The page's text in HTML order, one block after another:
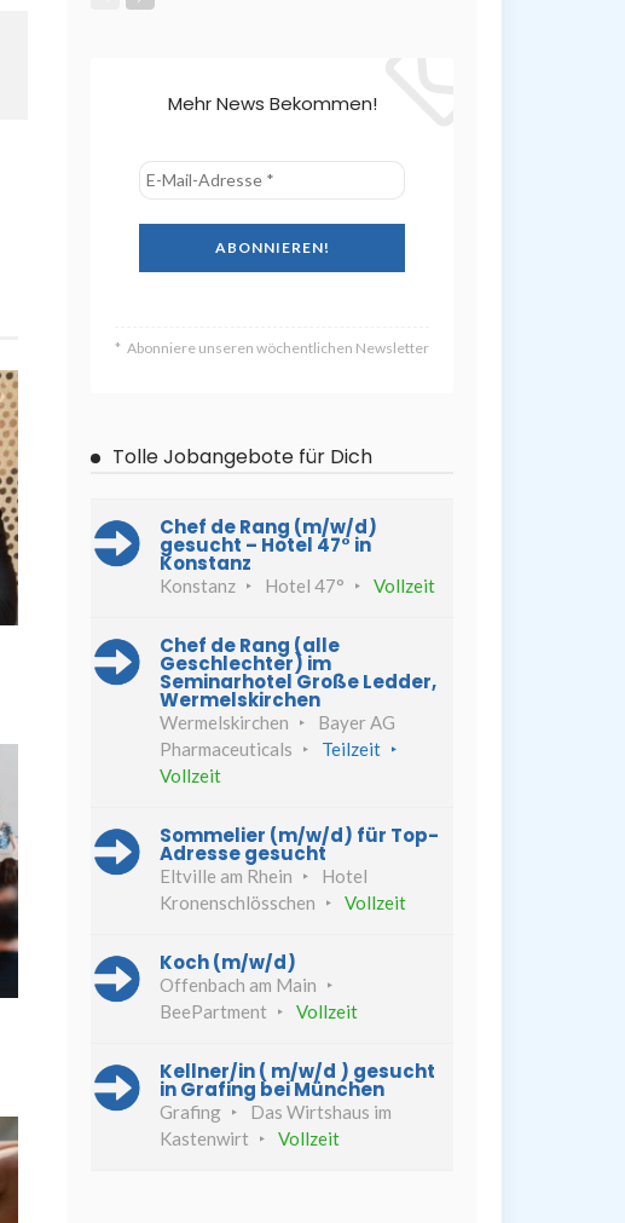
Mehr News Bekommen!
Abonniere unseren wöchentlichen Newsletter
Tolle Jobangebote für Dich
Chef de Rang (m/w/d)
gesucht – Hotel 47° in
Konstanz
Konstanz Hotel 47° Vollzeit
Chef de Rang (alle
Geschlechter) im
Seminarhotel Große Ledder,
Wermelskirchen
Wermelskirchen
Bayer AG
Pharmaceuticals
Teilzeit
Vollzeit
Sommelier (m/w/d) für Top-
Adresse gesucht
Eltville am Rhein
Hotel
Kronenschlösschen
Vollzeit
Koch (m/w/d)
Offenbach am Main
BeePartment
Vollzeit
Kellner/in ( m/w/d ) gesucht
in Grafing bei München
Grafing
Das Wirtshaus im
Kastenwirt
Vollzeit